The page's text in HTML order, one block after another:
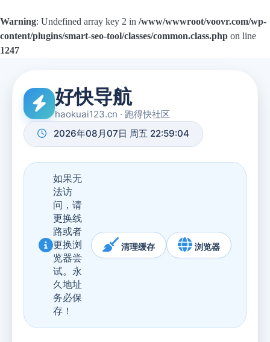
Warning: Undefined array key 2 in /www/wwwroot/voovr.com/wp-
content/plugins/smart-seo-tool/classes/common.class.php on line
1247